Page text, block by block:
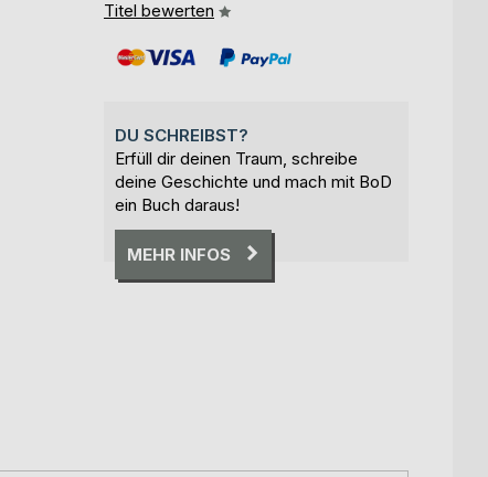
Titel bewerten
DU SCHREIBST?
Erfüll dir deinen Traum, schreibe
deine Geschichte und mach mit BoD
ein Buch daraus!
MEHR INFOS